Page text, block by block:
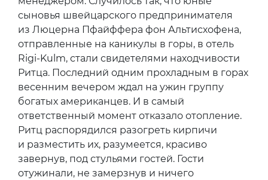
сыновья швейцарского предпринимателя
из Люцерна Пфайффера фон Альтисхофена,
отправленные на каникулы в горы, в отель
Rigi-Kulm, стали свидетелями находчивости
Ритца. Последний одним прохладным в горах
весенним вечером ждал на ужин группу
богатых американцев. И в самый
ответственный момент отказало отопление.
Ритц распорядился разогреть кирпичи
и разместить их, разумеется, красиво
завернув, под стульями гостей. Гости
отужинали, не замерзнув и ничего